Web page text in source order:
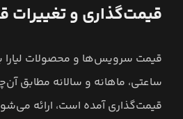
قیمت‌گذاری و تغییرات
قیمت سرویس‌ها و محصولات
ساعتی، ماهانه و سالانه مطابق
قیمت‌گذاری آمده است، ارائه